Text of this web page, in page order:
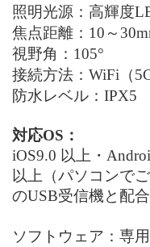
照明光源：高輝度
焦点距離： 10 ～
視野角 ： 105°
接続方法： WiFi （
防水レベル： IPX5
対応OS ：
iOS9.0 以上・
以上（パソコンで
のUSB受信機と配
ソフトウェア：専